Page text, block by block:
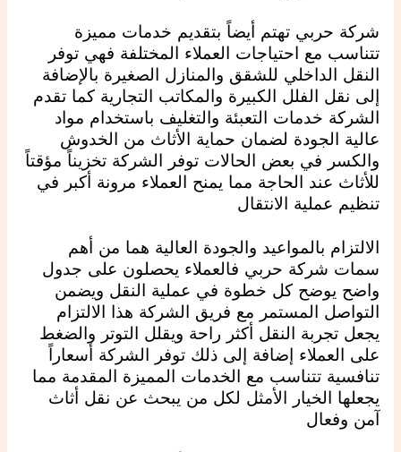
شركة حربي تهتم أيضاً بتقديم خدمات مميزة
تتناسب مع احتياجات العملاء المختلفة فهي توفر
النقل الداخلي للشقق والمنازل الصغيرة بالإضافة
إلى نقل الفلل الكبيرة والمكاتب التجارية كما تقدم
الشركة خدمات التعبئة والتغليف باستخدام مواد
عالية الجودة لضمان حماية الأثاث من الخدوش
والكسر في بعض الحالات توفر الشركة تخزيناً مؤقتاً
للأثاث عند الحاجة مما يمنح العملاء مرونة أكبر في
تنظيم عملية الانتقال
الالتزام بالمواعيد والجودة العالية هما من أهم
سمات شركة حربي فالعملاء يحصلون على جدول
واضح يوضح كل خطوة في عملية النقل ويضمن
التواصل المستمر مع فريق الشركة هذا الالتزام
يجعل تجربة النقل أكثر راحة ويقلل التوتر والضغط
على العملاء إضافة إلى ذلك توفر الشركة أسعاراً
تنافسية تتناسب مع الخدمات المميزة المقدمة مما
يجعلها الخيار الأمثل لكل من يبحث عن نقل أثاث
آمن وفعال